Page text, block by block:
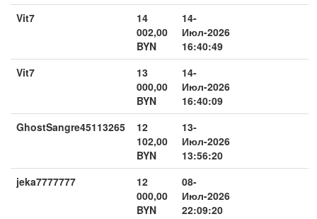
Vit7
14
002,00
BYN
14-
Июл-2026
16:40:49
Vit7
13
000,00
BYN
14-
Июл-2026
16:40:09
GhostSangre45113265
12
102,00
BYN
13-
Июл-2026
13:56:20
jeka7777777
12
000,00
BYN
08-
Июл-2026
22:09:20